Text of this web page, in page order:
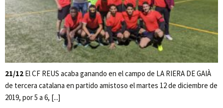
21/12 El CF REUS acaba ganando en el campo de LA RIERA DE GAIÀ
de tercera catalana en partido amistoso el martes 12 de diciembre de
2019, por 5 a 6, [...]